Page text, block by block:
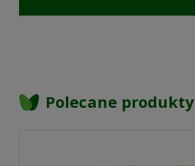
DOSTĘPNOŚCI
Polecane produkty